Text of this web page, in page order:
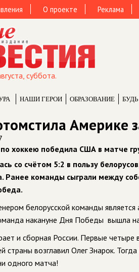
О проекте Реклама
суббота.
НАШИ ГЕРОИ ОБРАЗОВАНИЕ
Америке
хоккею победила США в матче
со счётом 5:2 в пользу
Ранее команды сыграли между
белорусской команды
накануне Дня Победы вышла
и сборная России. Первые
страны возглавил Олег Знарок.
одного матча!